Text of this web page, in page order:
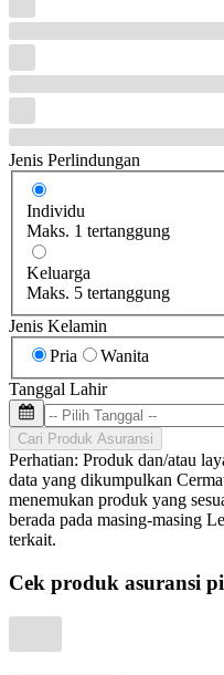
Jenis Perlindungan
Individu
Maks. 1 tertanggung
Keluarga
Maks. 5 tertanggung
Jenis Kelamin
Pria
Wanita
Tanggal Lahir
Cari Produk Asuransi
Perhatian: Produk dan/atau
data yang dikumpulkan
menemukan produk yang
berada pada masing-masing
terkait.
Cek produk asuransi